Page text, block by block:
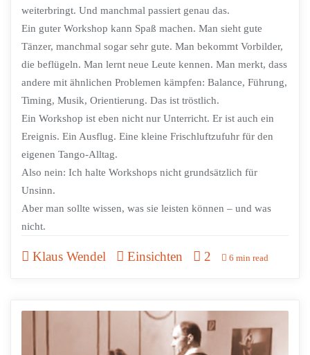
weiterbringt. Und manchmal passiert genau das.
Ein guter Workshop kann Spaß machen. Man sieht gute
Tänzer, manchmal sogar sehr gute. Man bekommt Vorbilder,
die beflügeln. Man lernt neue Leute kennen. Man merkt, dass
andere mit ähnlichen Problemen kämpfen: Balance, Führung,
Timing, Musik, Orientierung. Das ist tröstlich.
Ein Workshop ist eben nicht nur Unterricht. Er ist auch ein
Ereignis. Ein Ausflug. Eine kleine Frischluftzufuhr für den
eigenen Tango-Alltag.
Also nein: Ich halte Workshops nicht grundsätzlich für
Unsinn.
Aber man sollte wissen, was sie leisten können – und was
nicht.
Klaus Wendel Einsichten 2 6 min read